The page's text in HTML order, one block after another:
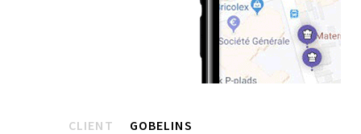
CLIENT GOBELINS